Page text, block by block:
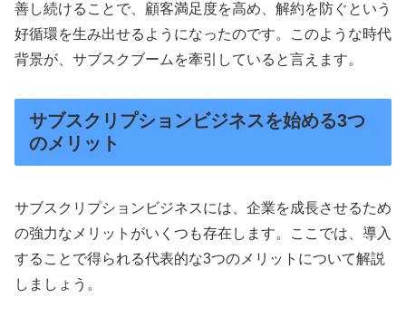
善し続けることで、顧客満足度を高め、解約を防ぐという
好循環を生み出せるようになったのです。このような時代
背景が、サブスクブームを牽引していると言えます。
サブスクリプションビジネスを始める3つ
のメリット
サブスクリプションビジネスには、企業を成長させるため
の強力なメリットがいくつも存在します。ここでは、導入
することで得られる代表的な3つのメリットについて解説
しましょう。